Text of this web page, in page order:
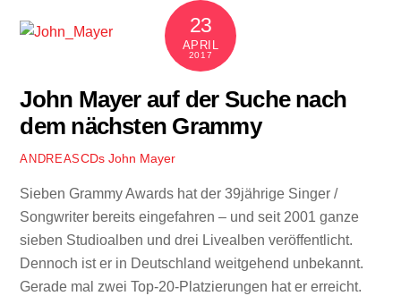
23
APRIL
2017
John Mayer auf der Suche nach
dem nächsten Grammy
ANDREASCDs John Mayer
Sieben Grammy Awards hat der 39jährige Singer /
Songwriter bereits eingefahren – und seit 2001 ganze
sieben Studioalben und drei Livealben veröffentlicht.
Dennoch ist er in Deutschland weitgehend unbekannt.
Gerade mal zwei Top-20-Platzierungen hat er erreicht.